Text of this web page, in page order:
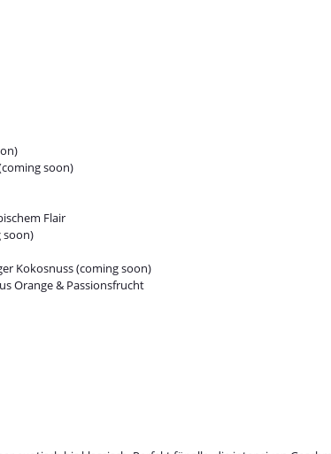
soon)
Flair
soon)
Kokosnuss (coming soon)
Orange & Passionsfrucht